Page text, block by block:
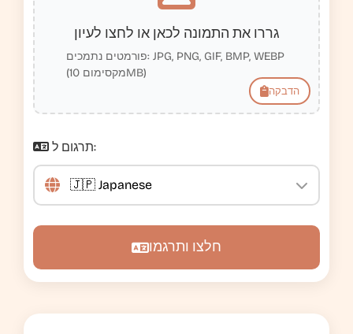
גררו את התמונה לכאן או לחצו לעיון
פורמטים נתמכים: JPG, PNG, GIF, BMP, WEBP
(מקסימום 10MB)
הדבקה
תרגום ל:
חלצו ותרגמו